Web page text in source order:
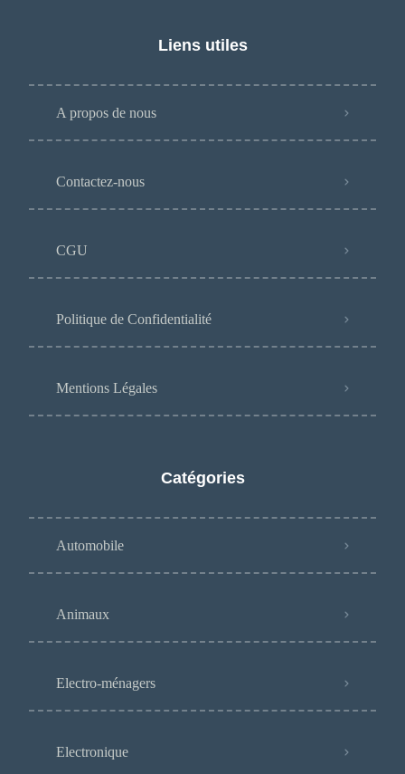
Liens utiles
A propos de nous
Contactez-nous
CGU
Politique de Confidentialité
Mentions Légales
Catégories
Automobile
Animaux
Electro-ménagers
Electronique